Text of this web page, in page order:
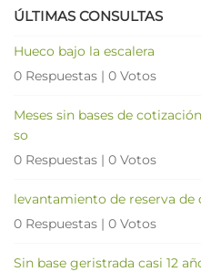
ÚLTIMAS CONSULTAS
Hueco bajo la escalera
0 Respuestas | 0 Votos
Meses sin bases de
so
0 Respuestas | 0 Votos
levantamiento de reserva de
0 Respuestas | 0 Votos
Sin base geristrada casi 12